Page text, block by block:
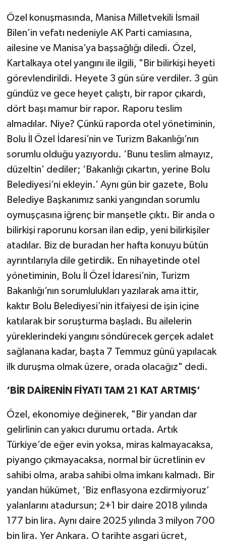
Özel konuşmasında, Manisa Milletvekili İsmail
Bilen’in vefatı nedeniyle AK Parti camiasına,
ailesine ve Manisa’ya başsağlığı diledi. Özel,
Kartalkaya otel yangını ile ilgili, "Bir bilirkişi heyeti
görevlendirildi. Heyete 3 gün süre verdiler. 3 gün
gündüz ve gece heyet çalıştı, bir rapor çıkardı,
dört başı mamur bir rapor. Raporu teslim
almadılar. Niye? Çünkü raporda otel yönetiminin,
Bolu İl Özel İdaresi’nin ve Turizm Bakanlığı’nın
sorumlu olduğu yazıyordu. ‘Bunu teslim almayız,
düzeltin’ dediler; ‘Bakanlığı çıkartın, yerine Bolu
Belediyesi’ni ekleyin.’ Aynı gün bir gazete, Bolu
Belediye Başkanımız sanki yangından sorumlu
oymuşçasına iğrenç bir manşetle çıktı. Bir anda o
bilirkişi raporunu korsan ilan edip, yeni bilirkişiler
atadılar. Biz de buradan her hafta konuyu bütün
ayrıntılarıyla dile getirdik. En nihayetinde otel
yönetiminin, Bolu İl Özel İdaresi’nin, Turizm
Bakanlığı’nın sorumlulukları yazılarak ama ittir,
kaktır Bolu Belediyesi’nin itfaiyesi de işin içine
katılarak bir soruşturma başladı. Bu ailelerin
yüreklerindeki yangını söndürecek gerçek adalet
sağlanana kadar, başta 7 Temmuz günü yapılacak
ilk duruşma olmak üzere, orada olacağız" dedi.
‘BİR DAİRENİN FİYATI TAM 21 KAT ARTMIŞ’
Özel, ekonomiye değinerek, "Bir yandan dar
gelirlinin can yakıcı durumu ortada. Artık
Türkiye’de eğer evin yoksa, miras kalmayacaksa,
piyango çıkmayacaksa, normal bir ücretlinin ev
sahibi olma, araba sahibi olma imkanı kalmadı. Bir
yandan hükümet, ‘Biz enflasyona ezdirmiyoruz’
yalanlarını atadursun; 2+1 bir daire 2018 yılında
177 bin lira. Aynı daire 2025 yılında 3 milyon 700
bin lira. Yer Ankara. O tarihte asgari ücret,